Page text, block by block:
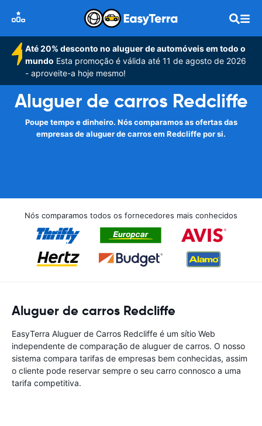
Até 20% desconto no aluguer de automóveis em todo o
mundo Esta promoção é válida até 11 de agosto de 2026
- aproveite-a hoje mesmo!
Aluguer de carros Redcliffe
Poupe tempo e dinheiro. Nós comparamos as ofertas das
empresas de aluguer de carros em Redcliffe por si.
Nós comparamos todos os fornecedores mais conhecidos
Aluguer de carros Redcliffe
EasyTerra Aluguer de Carros Redcliffe é um sítio Web
independente de comparação de aluguer de carros. O nosso
sistema compara tarifas de empresas bem conhecidas, assim
o cliente pode reservar sempre o seu carro connosco a uma
tarifa competitiva.